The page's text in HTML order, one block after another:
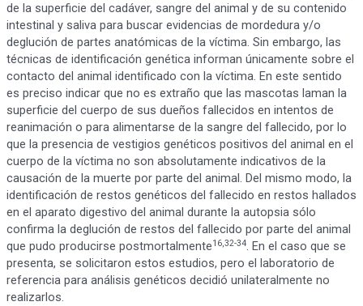
de la superficie del cadáver, sangre del animal y de su contenido
intestinal y saliva para buscar evidencias de mordedura y/o
deglución de partes anatómicas de la víctima. Sin embargo, las
técnicas de identificación genética informan únicamente sobre el
contacto del animal identificado con la víctima. En este sentido
es preciso indicar que no es extraño que las mascotas laman la
superficie del cuerpo de sus dueños fallecidos en intentos de
reanimación o para alimentarse de la sangre del fallecido, por lo
que la presencia de vestigios genéticos positivos del animal en el
cuerpo de la víctima no son absolutamente indicativos de la
causación de la muerte por parte del animal. Del mismo modo, la
identificación de restos genéticos del fallecido en restos hallados
en el aparato digestivo del animal durante la autopsia sólo
confirma la deglución de restos del fallecido por parte del animal
que pudo producirse postmortalmente16,32-34. En el caso que se
presenta, se solicitaron estos estudios, pero el laboratorio de
referencia para análisis genéticos decidió unilateralmente no
realizarlos.